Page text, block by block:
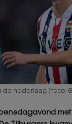
de nederlaag (foto: